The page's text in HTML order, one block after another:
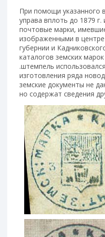
При помощи указанного
управа вплоть до 1879 г.
почтовые марки,
изображенными в
губернии и
каталогов земских
.штемпель
изготовления ряда
земские документы не
но содержат сведения